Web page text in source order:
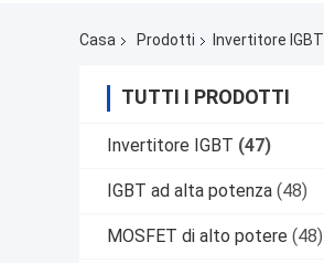
Casa Prodotti Invertitore IGBT
TUTTI I PRODOTTI
Invertitore IGBT (47)
IGBT ad alta potenza (48)
MOSFET di alto potere (48)